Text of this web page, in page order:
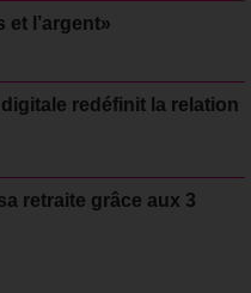
et l’argent»
redéfinit la relation
retraite grâce aux 3